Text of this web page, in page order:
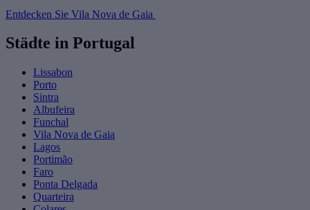
Entdecken Sie Vila Nova de Gaia
Städte in Portugal
Lissabon
Porto
Sintra
Albufeira
Funchal
Vila Nova de Gaia
Lagos
Portimão
Faro
Ponta Delgada
Quarteira